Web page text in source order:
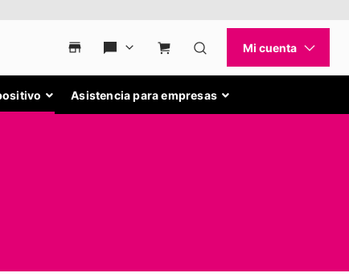
Asistencia para empresas